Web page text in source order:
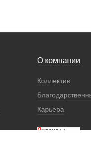
О компании
Коллектив
Карьера